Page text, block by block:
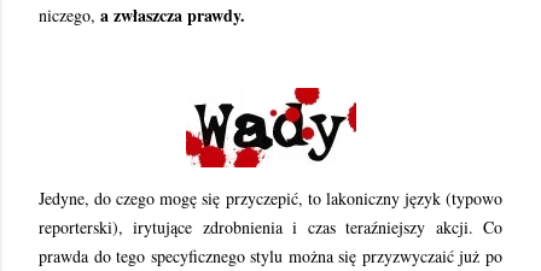
niczego, a zwłaszcza prawdy.
Jedyne, do czego mogę się przyczepić, to lakoniczny język (typowo
reporterski), irytujące zdrobnienia i czas teraźniejszy akcji. Co
prawda do tego specyficznego stylu można się przyzwyczaić już po